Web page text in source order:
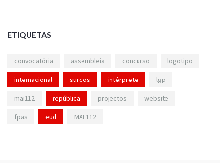
ETIQUETAS
convocatória assembleia concurso logotipo
internacional surdos intérprete lgp
mai112 república projectos website
fpas eud MAI 112